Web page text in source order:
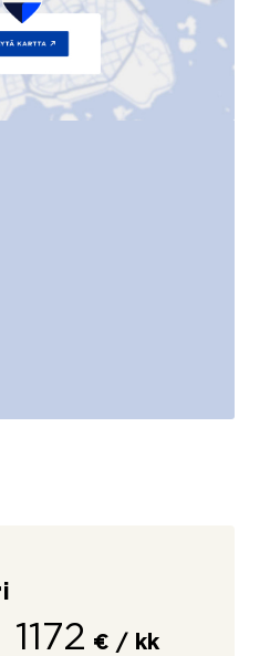
1172 € / kk